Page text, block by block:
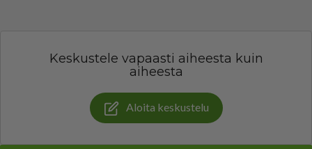
Keskustele vapaasti aiheesta kuin
aiheesta
Aloita keskustelu